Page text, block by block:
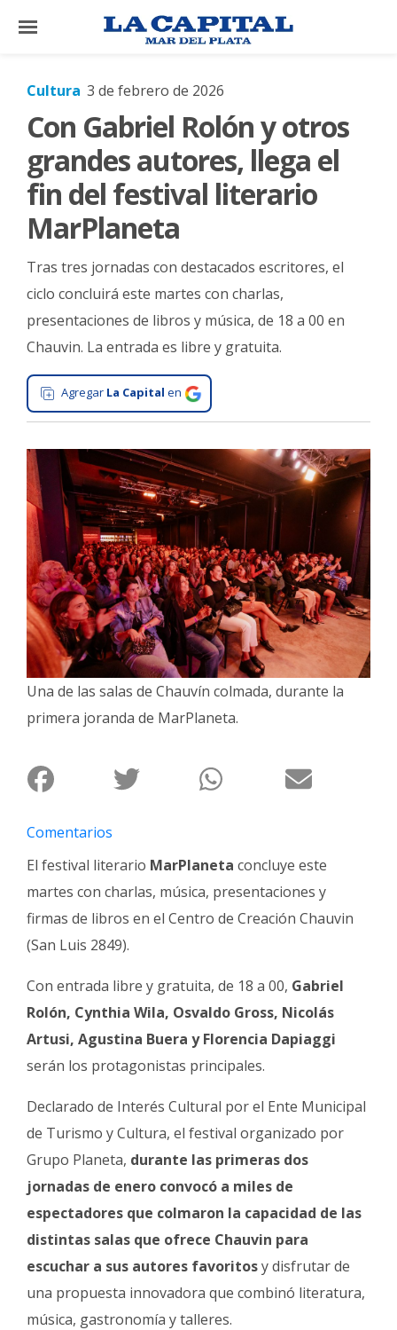
×
El
El
Mundo
La
Cultura
Tecnología
Gastronomía
Salud
Interés
La
Ciudad
Deportes
Arte
y
Espectáculos
Policiales
Cartelera
Fotos
de
Clasificados
Cultura 3 de febrero de 2026
Con Gabriel Rolón y otros
grandes autores, llega el
fin del festival literario
MarPlaneta
Tras tres jornadas con destacados escritores, el
ciclo concluirá este martes con charlas,
presentaciones de libros y música, de 18 a 00 en
Chauvin. La entrada es libre y gratuita.
Agregar La Capital en
Una de las salas de Chauvín colmada, durante la
primera joranda de MarPlaneta.
Comentarios
El festival literario MarPlaneta concluye este
martes con charlas, música, presentaciones y
firmas de libros en el Centro de Creación Chauvin
(San Luis 2849).
Con entrada libre y gratuita, de 18 a 00, Gabriel
Rolón, Cynthia Wila, Osvaldo Gross, Nicolás
Artusi, Agustina Buera y Florencia Dapiaggi
serán los protagonistas principales.
Declarado de Interés Cultural por el Ente Municipal
de Turismo y Cultura, el festival organizado por
Grupo Planeta, durante las primeras dos
jornadas de enero convocó a miles de
espectadores que colmaron la capacidad de las
distintas salas que ofrece Chauvin para
escuchar a sus autores favoritosy disfrutar de
una propuesta innovadora que combinó literatura,
música, gastronomía y talleres.